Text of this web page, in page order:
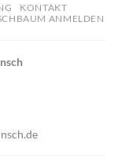
KONTAKT
ANMELDEN